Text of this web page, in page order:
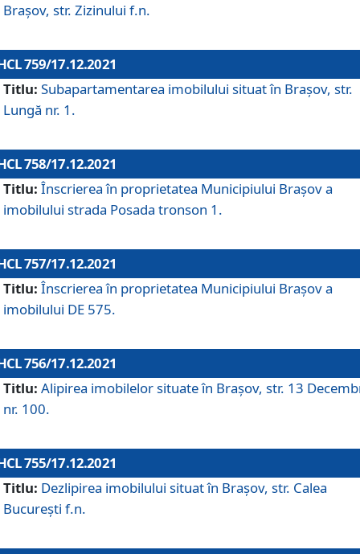
Brașov, str. Zizinului f.n.
759/17.12.2021
Titlu: Subapartamentarea imobilului situat în Brașov, str.
Lungă nr. 1.
758/17.12.2021
Titlu: Înscrierea în proprietatea Municipiului Brașov a
imobilului strada Posada tronson 1.
757/17.12.2021
Titlu: Înscrierea în proprietatea Municipiului Brașov a
imobilului DE 575.
756/17.12.2021
Titlu: Alipirea imobilelor situate în Brașov, str. 13
nr. 100.
755/17.12.2021
Titlu: Dezlipirea imobilului situat în Brașov, str. Calea
București f.n.